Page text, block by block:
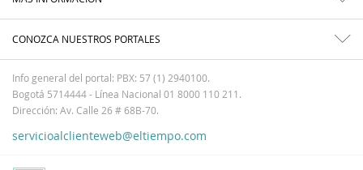
CONOZCA NUESTROS PORTALES
Info general del portal: PBX: 57 (1) 2940100.
Bogotá 5714444 - Línea Nacional 01 8000 110 211.
Dirección: Av. Calle 26 # 68B-70.
servicioalclienteweb@eltiempo.com